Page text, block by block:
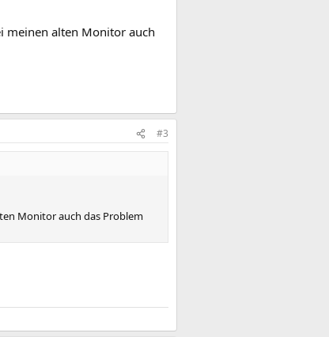
meinen alten Monitor auch
#3
Monitor auch das Problem